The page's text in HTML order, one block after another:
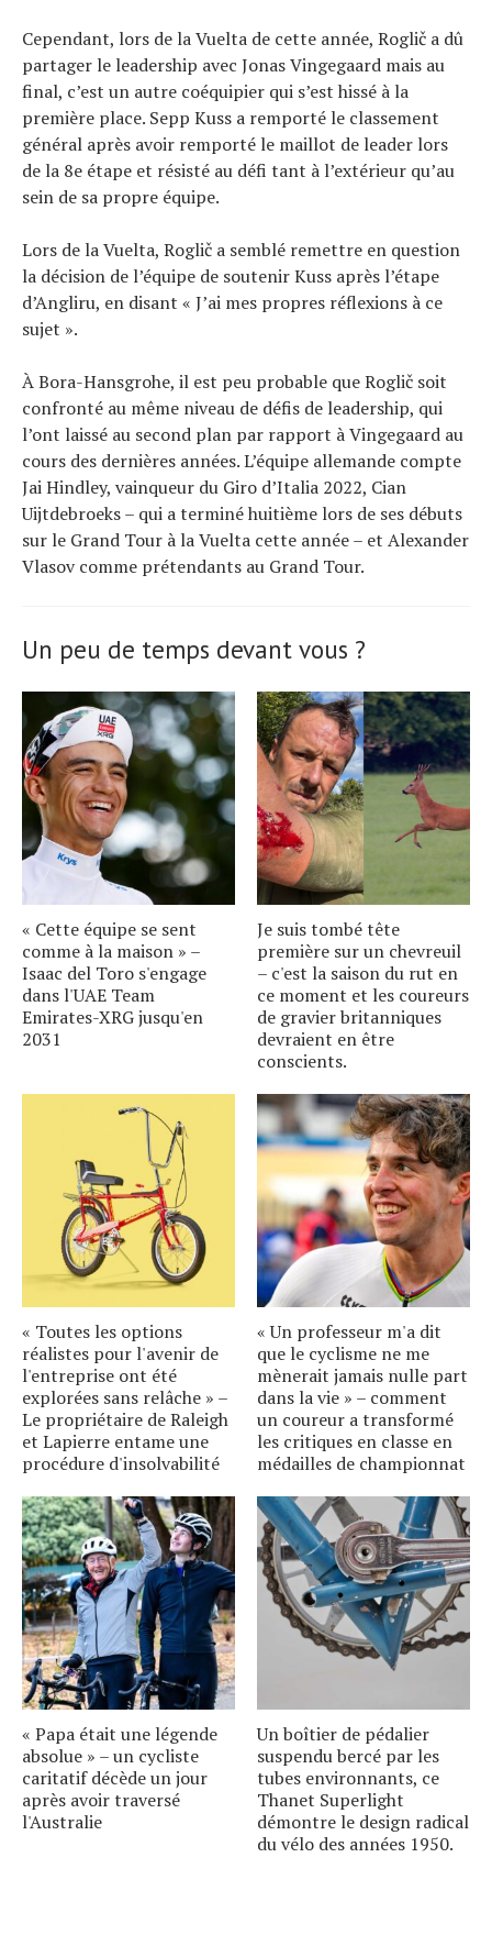
Cependant, lors de la Vuelta de cette année, Roglič a dû
partager le leadership avec Jonas Vingegaard mais au
final, c’est un autre coéquipier qui s’est hissé à la
première place. Sepp Kuss a remporté le classement
général après avoir remporté le maillot de leader lors
de la 8e étape et résisté au défi tant à l’extérieur qu’au
sein de sa propre équipe.
Lors de la Vuelta, Roglič a semblé remettre en question
la décision de l’équipe de soutenir Kuss après l’étape
d’Angliru, en disant « J’ai mes propres réflexions à ce
sujet ».
À Bora-Hansgrohe, il est peu probable que Roglič soit
confronté au même niveau de défis de leadership, qui
l’ont laissé au second plan par rapport à Vingegaard au
cours des dernières années. L’équipe allemande compte
Jai Hindley, vainqueur du Giro d’Italia 2022, Cian
Uijtdebroeks – qui a terminé huitième lors de ses débuts
sur le Grand Tour à la Vuelta cette année – et Alexander
Vlasov comme prétendants au Grand Tour.
Un peu de temps devant vous ?
« Cette équipe se sent
comme à la maison » –
Isaac del Toro s'engage
dans l'UAE Team
Emirates-XRG jusqu'en
2031
Je suis tombé tête
première sur un chevreuil
– c'est la saison du rut en
ce moment et les coureurs
de gravier britanniques
devraient en être
conscients.
« Toutes les options
réalistes pour l'avenir de
l'entreprise ont été
explorées sans relâche » –
Le propriétaire de Raleigh
et Lapierre entame une
procédure d'insolvabilité
« Un professeur m'a dit
que le cyclisme ne me
mènerait jamais nulle part
dans la vie » – comment
un coureur a transformé
les critiques en classe en
médailles de championnat
« Papa était une légende
absolue » – un cycliste
caritatif décède un jour
après avoir traversé
l'Australie
Un boîtier de pédalier
suspendu bercé par les
tubes environnants, ce
Thanet Superlight
démontre le design radical
du vélo des années 1950.